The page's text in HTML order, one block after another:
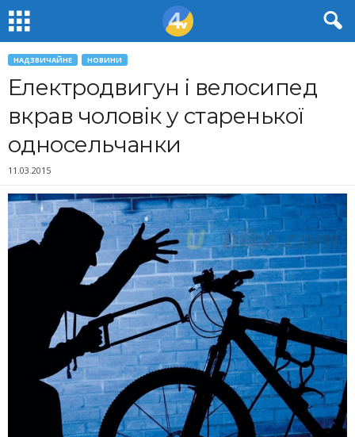
НАДЗВИЧАЙНЕ НОВИНИ
Електродвигун і велосипед
вкрав чоловік у старенької
односельчанки
11.03.2015